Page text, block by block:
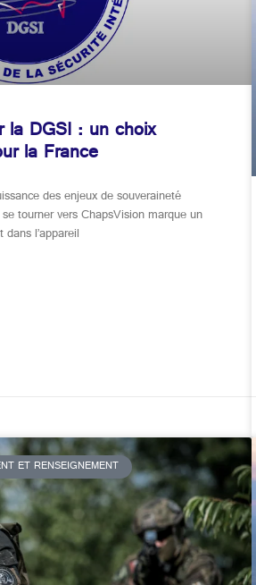
la DGSI : un choix
la France
des enjeux de souveraineté
tourner vers ChapsVision marque un
l’appareil
ET RENSEIGNEMENT